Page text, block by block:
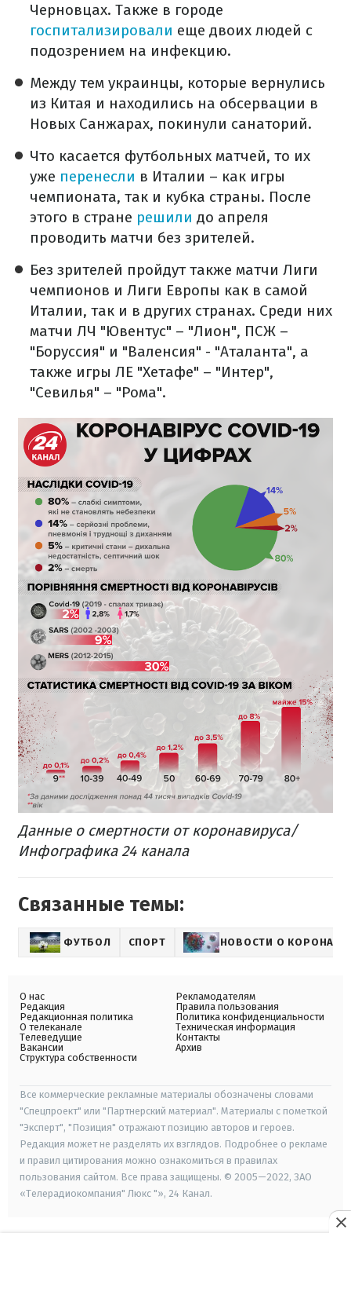
Черновцах. Также в городе
госпитализировали еще двоих людей с
подозрением на инфекцию.
Между тем украинцы, которые вернулись
из Китая и находились на обсервации в
Новых Санжарах, покинули санаторий.
Что касается футбольных матчей, то их
уже перенесли в Италии – как игры
чемпионата, так и кубка страны. После
этого в стране решили до апреля
проводить матчи без зрителей.
Без зрителей пройдут также матчи Лиги
чемпионов и Лиги Европы как в самой
Италии, так и в других странах. Среди них
матчи ЛЧ "Ювентус" – "Лион", ПСЖ –
"Боруссия" и "Валенсия" - "Аталанта", а
также игры ЛЕ "Хетафе" – "Интер",
"Севилья" – "Рома".
Данные о смертности от коронавируса/
Инфографика 24 канала​
Связанные темы:
ФУТБОЛ СПОРТ НОВОСТИ О
О нас
Редакция
Редакционная политика
О телеканале
Телеведущие
Вакансии
Структура собственности
Рекламодателям
Правила пользования
Политика конфиденциальности
Техническая информация
Контакты
Архив
Все коммерческие рекламные материалы обозначены словами
"Спецпроект" или "Партнерский материал". Материалы с пометкой
"Эксперт", "Позиция" отражают позицию авторов и героев.
Редакция может не разделять их взглядов. Подробнее о рекламе
и правил цитирования можно ознакомиться в правилах
пользования сайтом. Все права защищены. © 2005—2022, ЗАО
«Телерадиокомпания" Люкс "», 24 Канал.